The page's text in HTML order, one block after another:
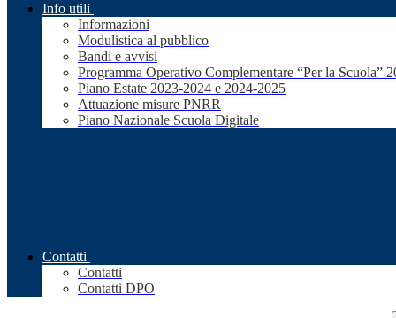
Info utili
Informazioni
Modulistica al pubblico
Bandi e avvisi
Programma Operativo Complementare “Per la Scuola”
Piano Estate 2023-2024 e 2024-2025
Attuazione misure PNRR
Piano Nazionale Scuola Digitale
Contatti
Contatti
Contatti DPO